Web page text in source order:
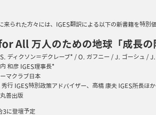
来られた方々には、IGES翻訳による以下の新書籍を特別
All 万人のための地球「成長
ディクソン＝デクレーブ* / O. ガフニー / J. ゴーシュ /
和彦 IGES理事長*
マクラブ日本
秀行 IGES特別政策アドバイザー、高橋 康夫 IGES所長ほか
善出版
3に登壇予定